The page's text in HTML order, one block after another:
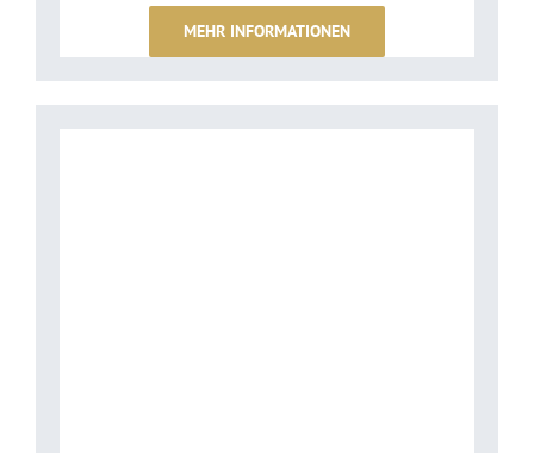
MEHR INFORMATIONEN